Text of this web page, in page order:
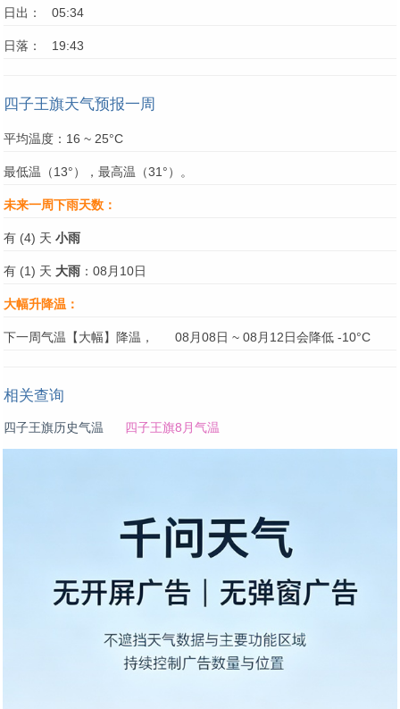
日出： 05:34
日落： 19:43
四子王旗天气预报一周
平均温度：16 ~ 25°C
最低温（13°），最高温（31°）。
未来一周下雨天数：
有 (4) 天 小雨
有 (1) 天 大雨 ：08月10日
大幅升降温：
下一周气温【大幅】降温， 08月08日 ~ 08月12日会降低 -10°C
相关查询
四子王旗历史气温 四子王旗8月气温